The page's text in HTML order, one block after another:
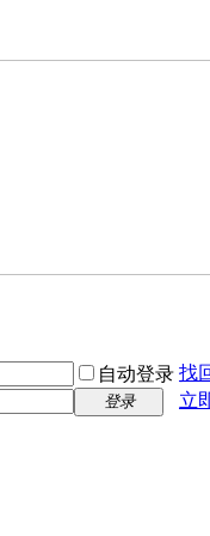
自动登录 找
登录
立